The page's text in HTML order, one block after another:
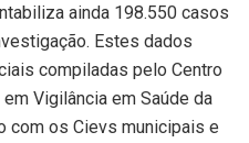
ainda 198.550 casos
Estes dados
compiladas pelo Centro
Vigilância em Saúde da
com os Cievs municipais e